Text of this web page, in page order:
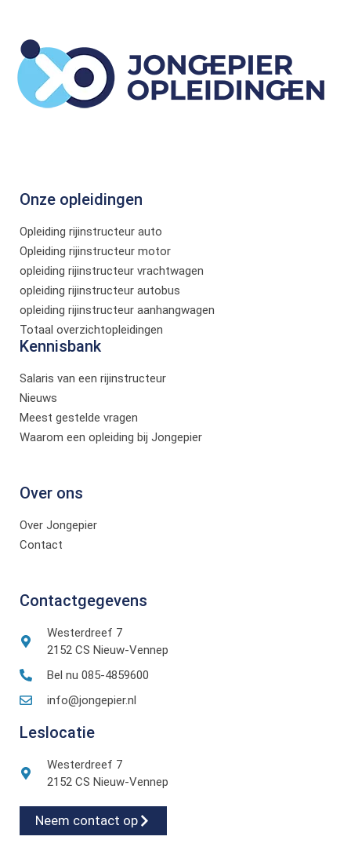
Onze opleidingen
Opleiding rijinstructeur auto
Opleiding rijinstructeur motor
opleiding rijinstructeur vrachtwagen
opleiding rijinstructeur autobus
opleiding rijinstructeur aanhangwagen
Totaal overzichtopleidingen
Kennisbank
Salaris van een rijinstructeur
Nieuws
Meest gestelde vragen
Waarom een opleiding bij Jongepier
Over ons
Over Jongepier
Contact
Contactgegevens
Westerdreef 7
2152 CS Nieuw-Vennep
Bel nu 085-4859600
info@jongepier.nl
Leslocatie
Westerdreef 7
2152 CS Nieuw-Vennep
Neem contact op